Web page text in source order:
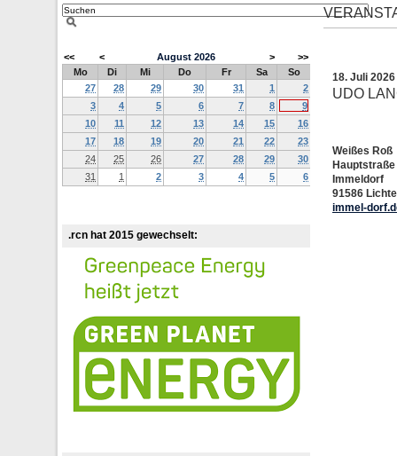
<< < August 2026 >
>>
Mo
Di Mi Do Fr Sa
So
27
28 29 30 31 1
2
3
4 5 6 7 8
9
10
11 12 13 14 15
16
17
18 19 20 21 22
23
24
25 26 27 28 29
30
31
1 2 3 4 5 6
.rcn hat 2015 gewechselt:
18. Juli 2026
UDO
Weißes Roß
Hauptstraße
Immeldorf
91586
immel-